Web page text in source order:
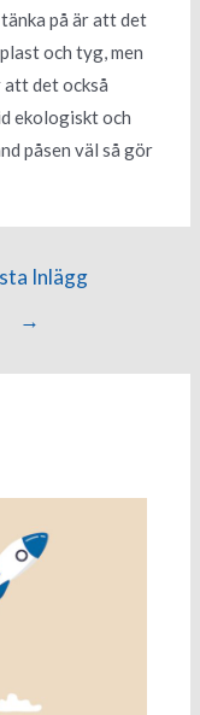
på är att det
och tyg, men
att det också
ekologiskt och
påsen väl så gör
Inlägg
→